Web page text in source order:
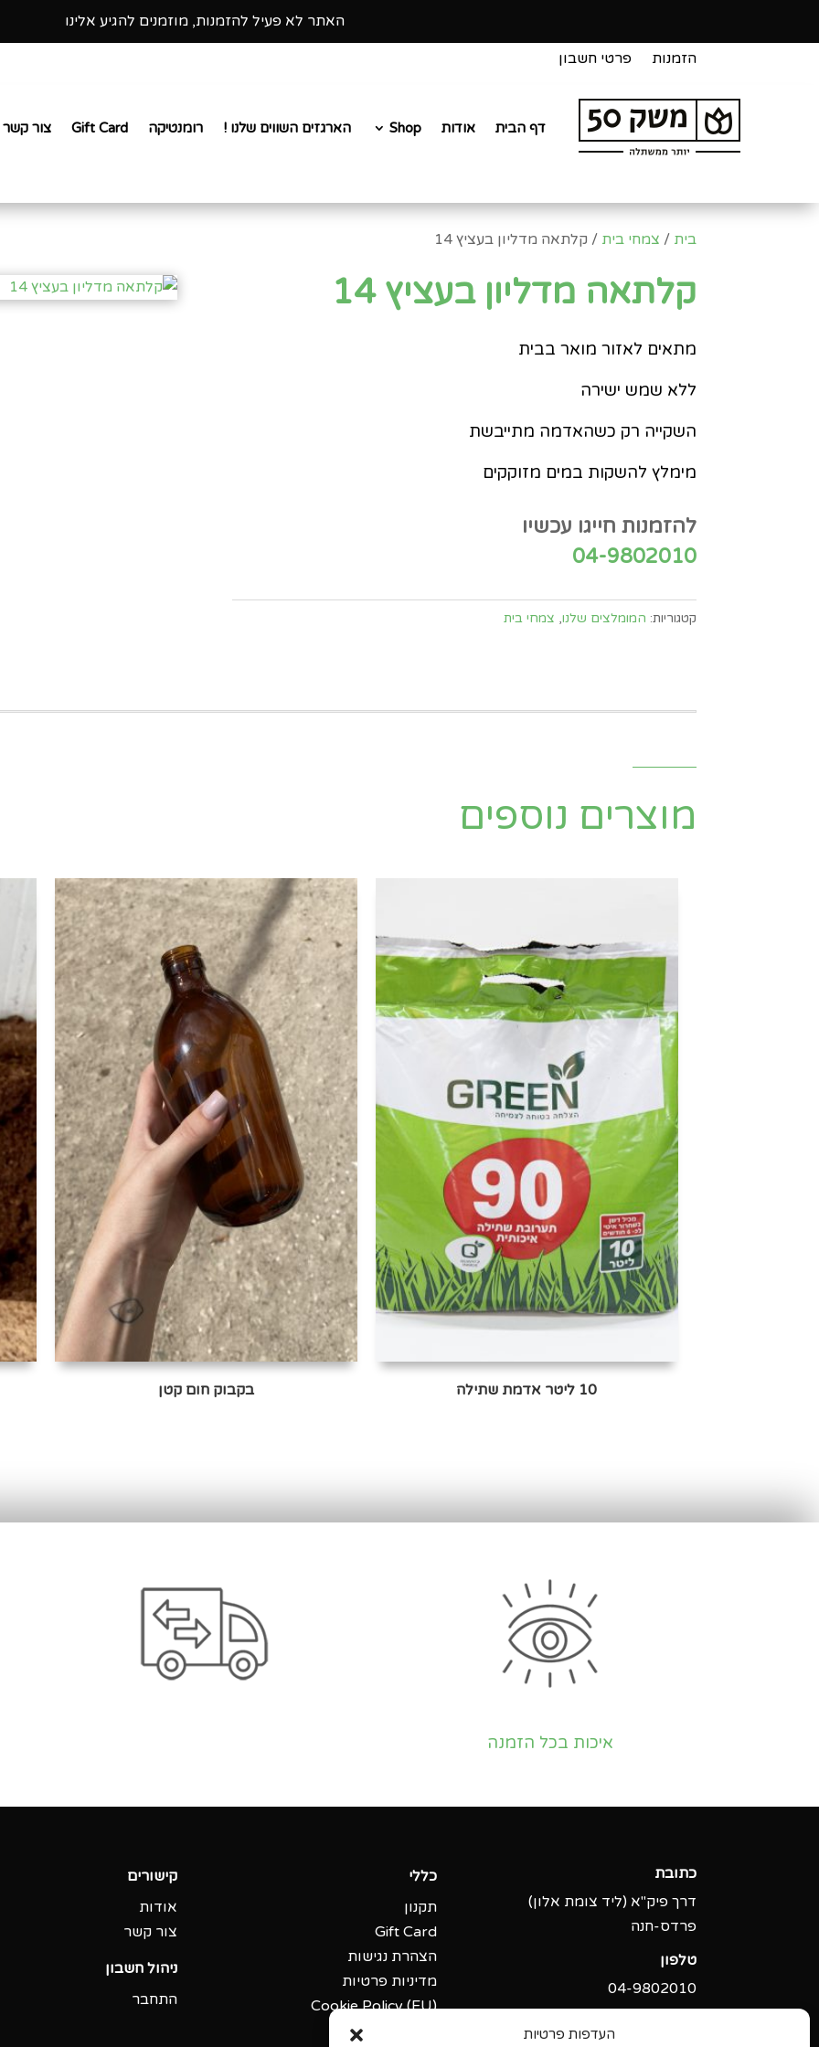
העדפות פרטיות
האתר לא פעיל להזמנות, מוזמנים להגיע אלינו
א׳-ה׳ 8:00-16:00 ו׳ 8:00-15:00 שבת סגור
הזמנות פרטי חשבון
דף הבית אודות Shop הארגזים השווים שלנו ! רומנטיקה Gift Card צור קשר
בית / צמחי בית / קלתאה מדליון בעציץ 14
קלתאה מדליון בעציץ 14
מתאים לאזור מואר בבית
ללא שמש ישירה
השקייה רק כשהאדמה מתייבשת
מימלץ להשקות במים מזוקקים
להזמנות חייגו עכשיו
04-9802010
קטגוריות: המומלצים שלנו, צמחי בית
מוצרים נוספים
10 ליטר אדמת שתילה בקבוק חום קטן
איכות בכל הזמנה
קישורים
אודות
צור קשר
ניהול חשבון
התחבר
כללי
תקנון
Gift Card
הצהרת נגישות
מדיניות פרטיות
Cookie Policy (EU)
כתובת
דרך פיק"א (ליד צומת אלון)
פרדס-חנה
טלפון
04-9802010‬